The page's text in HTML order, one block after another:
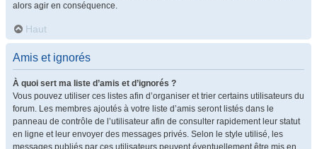
alors agir en conséquence.
Haut
Amis et ignorés
À quoi sert ma liste d’amis et d’ignorés ?
Vous pouvez utiliser ces listes afin d’organiser et trier certains utilisateurs du
forum. Les membres ajoutés à votre liste d’amis seront listés dans le
panneau de contrôle de l’utilisateur afin de consulter rapidement leur statut
en ligne et leur envoyer des messages privés. Selon le style utilisé, les
messages publiés par ces utilisateurs peuvent éventuellement être mis en